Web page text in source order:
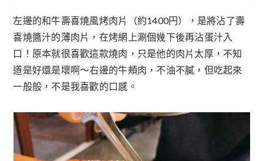
左邊的和牛壽喜燒風烤肉片（約1400円），是將沾了壽
喜燒醬汁的薄肉片，在烤網上涮個幾下後再沾蛋汁入
口！原本就很喜歡這款燒肉，只是他的肉片太厚，不知
道是好還是壞啊～右邊的牛頰肉，不油不膩，但吃起來
一般般，不是我喜歡的口感。